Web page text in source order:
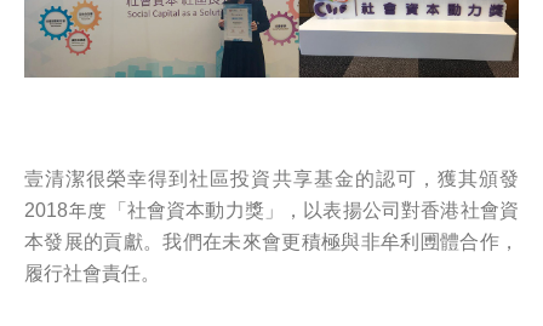
壹清潔很榮幸得到社區投資共享基金的認可，獲其頒發
2018年度「社會資本動力獎」，以表揚公司對香港社會資
本發展的貢獻。我們在未來會更積極與非牟利圑體合作，
履行社會責任。